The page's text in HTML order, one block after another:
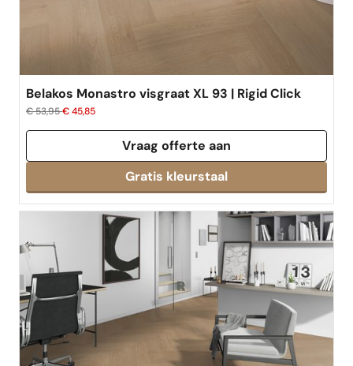
Belakos Monastro visgraat XL 93 | Rigid Click
€ 53,95€ 45,85
Vraag offerte aan